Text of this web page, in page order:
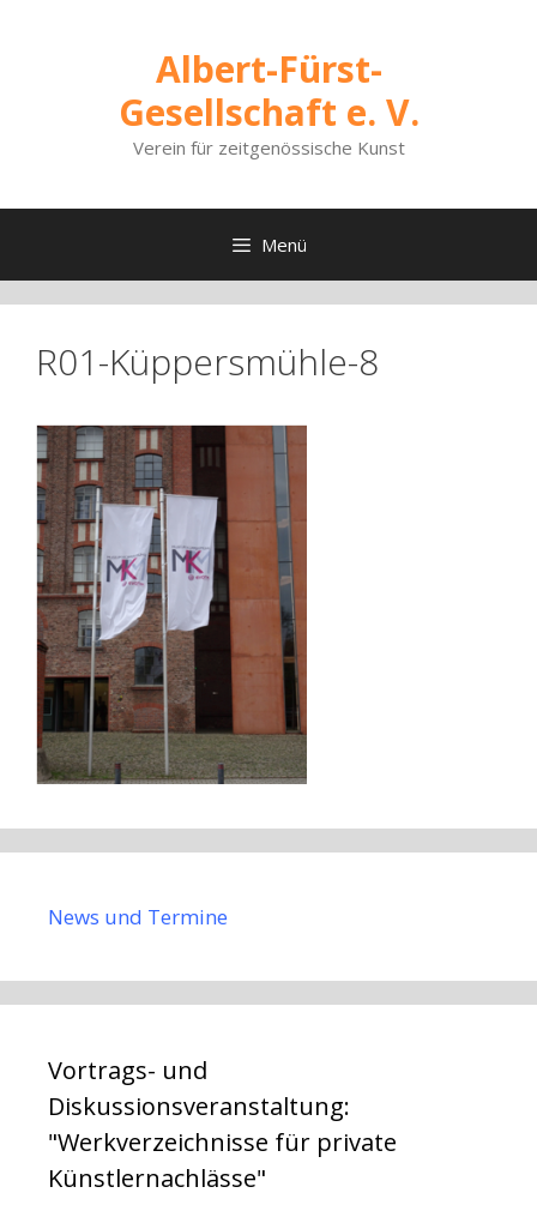
Albert-Fürst-
Gesellschaft e. V.
Verein für zeitgenössische Kunst
Menü
R01-Küppersmühle-8
News und Termine
Vortrags- und
Diskussionsveranstaltung:
"Werkverzeichnisse für private
Künstlernachlässe"